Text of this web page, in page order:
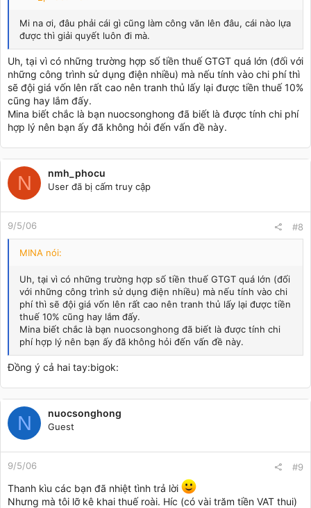
Mi na ơi, đâu phải cái gì cũng làm công văn lên đâu, cái nào lựa
được thì giải quyết luôn đi mà.
Uh, tại vì có những trường hợp số tiền thuế GTGT quá lớn (đối với
những công trình sử dụng điện nhiều) mà nếu tính vào chi phí thì
sẽ đội giá vốn lên rất cao nên tranh thủ lấy lại được tiền thuế 10%
cũng hay lắm đấy.
Mina biết chắc là bạn nuocsonghong đã biết là được tính chi phí
hợp lý nên bạn ấy đã không hỏi đến vấn đề này.
N nmh_phocu
User đã bị cấm truy cập
9/5/06 #8
MINA nói:
Uh, tại vì có những trường hợp số tiền thuế GTGT quá lớn (đối
với những công trình sử dụng điện nhiều) mà nếu tính vào chi
phí thì sẽ đội giá vốn lên rất cao nên tranh thủ lấy lại được tiền
thuế 10% cũng hay lắm đấy.
Mina biết chắc là bạn nuocsonghong đã biết là được tính chi
phí hợp lý nên bạn ấy đã không hỏi đến vấn đề này.
Đồng ý cả hai tay:bigok:
N nuocsonghong
Guest
9/5/06 #9
Thanh kìu các bạn đã nhiệt tình trả lời
Nhưng mà tôi lỡ kê khai thuế roài. Híc (có vài trăm tiền VAT thui)